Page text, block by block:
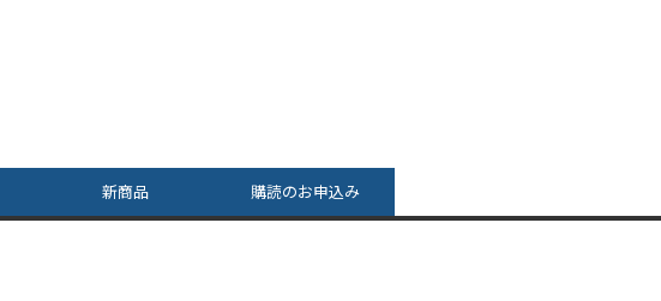
新商品 購読のお申込み